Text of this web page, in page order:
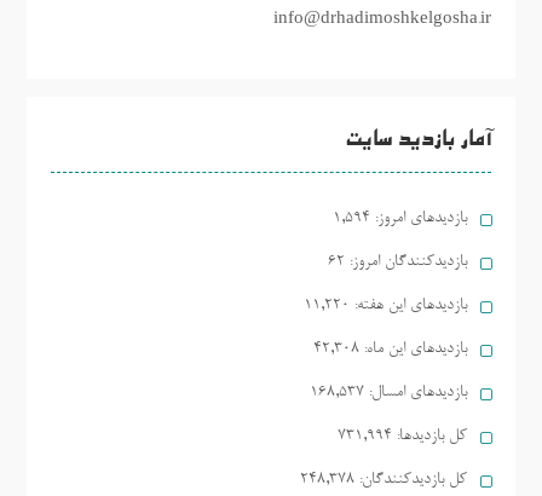
info@drhadimoshkelgosha.ir
آمار بازدید سایت
بازدیدهای امروز: 1,594
بازدیدکنندگان امروز: 62
بازدیدهای این هفته: 11,220
بازدیدهای این ماه: 42,308
بازدیدهای امسال: 168,537
کل بازدیدها: 731,994
کل بازدیدکنند‌گان: 248,378